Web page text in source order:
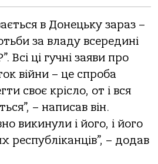
в Донецьку зараз –
за владу всередині
Всі ці гучні заяви про
війни – це спроба
своє крісло, от і вся
– написав він.
викинули і його, і його
республіканців”, – додав